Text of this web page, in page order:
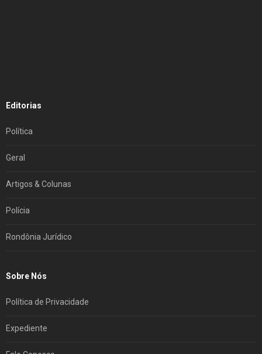
Editorias
Política
Geral
Artigos & Colunas
Polícia
Rondônia Jurídico
Sobre Nós
Política de Privacidade
Expediente